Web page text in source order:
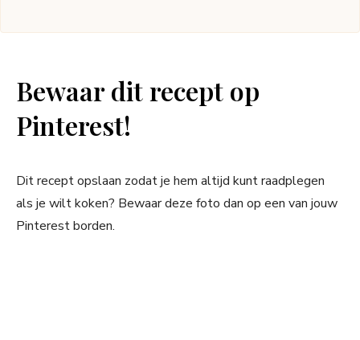
Bewaar dit recept op
Pinterest!
Dit recept opslaan zodat je hem altijd kunt raadplegen
als je wilt koken? Bewaar deze foto dan op een van jouw
Pinterest borden.